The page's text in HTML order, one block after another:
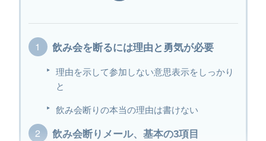
飲み会を断るには理由と勇気が必要
理由を示して参加しない意思表示をしっかり
と
飲み会断りの本当の理由は書けない
飲み会断りメール、基本の3項目